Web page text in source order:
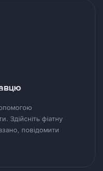
Здійсніть фіатну
повідомити